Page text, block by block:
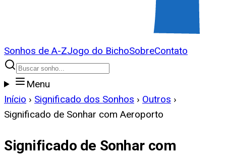
Sonhos de A-ZJogo do BichoSobreContato
Menu
Início › Significado dos Sonhos › Outros ›
Significado de Sonhar com Aeroporto
Significado de Sonhar com